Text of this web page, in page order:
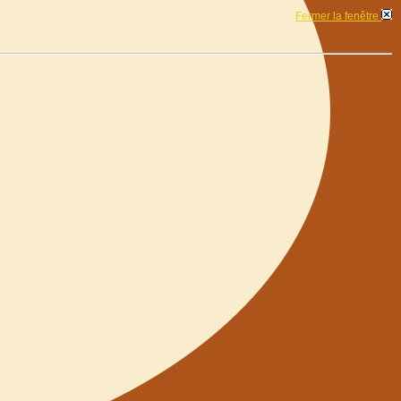
Fermer la fenêtre